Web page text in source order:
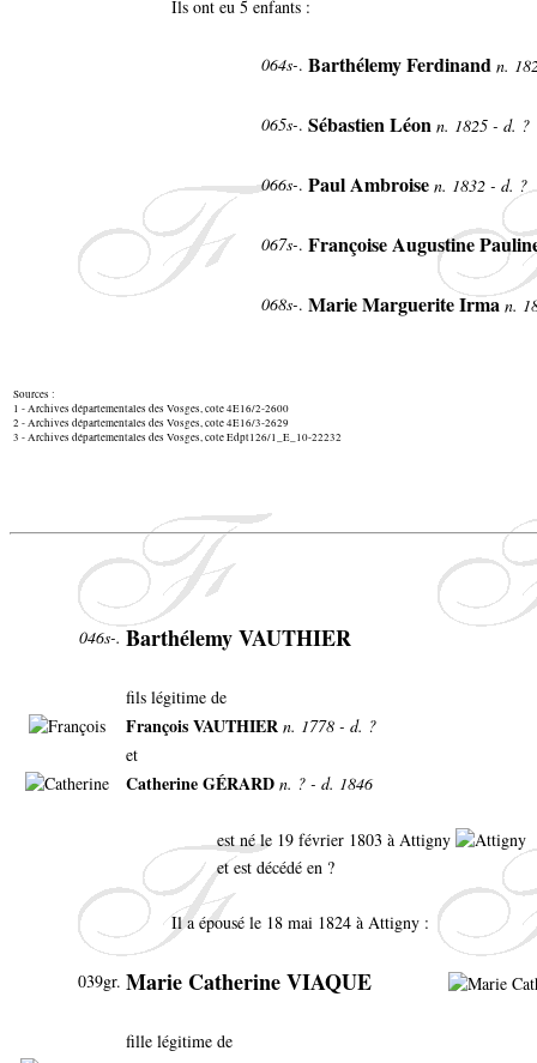
Ils ont eu 5 enfants :
064s-. Barthélemy Ferdinand n.
065s-. Sébastien Léon n. 1825 - d. ?
066s-. Paul Ambroise n. 1832 - d. ?
067s-. Françoise Augustine
068s-. Marie Marguerite Irma n.
Sources :
1 - Archives départementales des Vosges, cote 4E16/2-2600
2 - Archives départementales des Vosges, cote 4E16/3-2629
3 - Archives départementales des Vosges, cote Edpt126/1_E_10-22232
046s-. Barthélemy VAUTHIER
fils légitime de
François VAUTHIER n. 1778 - d. ?
et
Catherine GÉRARD n. ? - d. 1846
est né le 19 février 1803 à Attigny
et est décédé en ?
Il a épousé le 18 mai 1824 à Attigny :
039gr. Marie Catherine VIAQUE
fille légitime de